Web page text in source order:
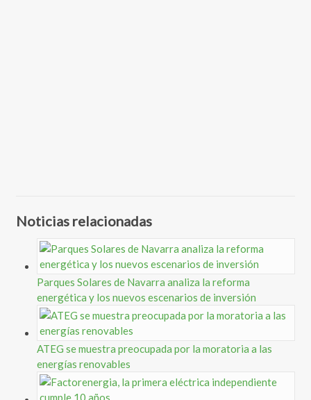
Noticias relacionadas
Parques Solares de Navarra analiza la reforma
energética y los nuevos escenarios de inversión
ATEG se muestra preocupada por la moratoria a las
energías renovables